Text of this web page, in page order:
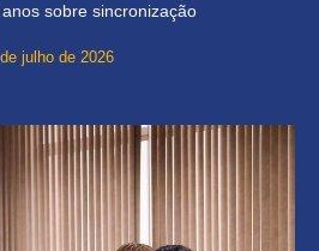
sobre sincronização
julho de 2026